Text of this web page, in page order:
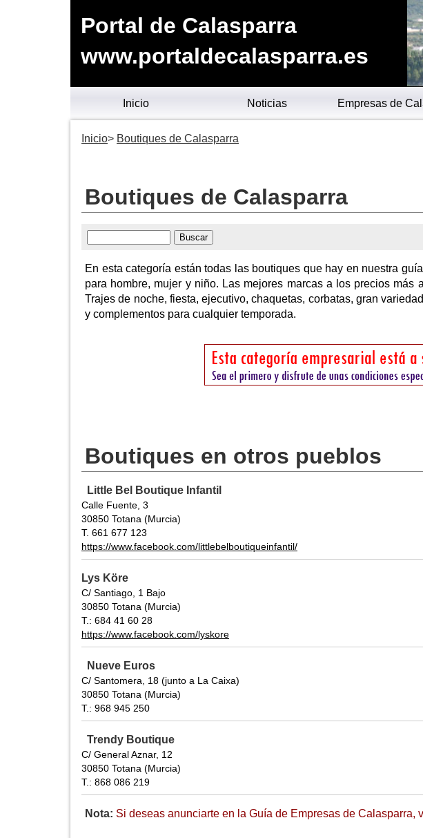
Portal de Calasparra
www.portaldecalasparra.es
Inicio Noticias Empresas de
Inicio Boutiques de Calasparra
Boutiques de Calasparra
En esta categoría están todas las boutiques que hay en nuestra
para hombre, mujer y niño. Las mejores marcas a los precios más
Trajes de noche, fiesta, ejecutivo, chaquetas, corbatas, gran
y complementos para cualquier temporada.
Boutiques en otros pueblos
Little Bel Boutique Infantil
Calle Fuente, 3
30850 Totana (Murcia)
T. 661 677 123
https://www.facebook.com/littlebelboutiqueinfantil/
Lys Köre
C/ Santiago, 1 Bajo
30850 Totana (Murcia)
T.: 684 41 60 28
https://www.facebook.com/lyskore
Nueve Euros
C/ Santomera, 18 (junto a La Caixa)
30850 Totana (Murcia)
T.: 968 945 250
Trendy Boutique
C/ General Aznar, 12
30850 Totana (Murcia)
T.: 868 086 219
Nota: Si deseas anunciarte en la Guía de Empresas de Calasparra,